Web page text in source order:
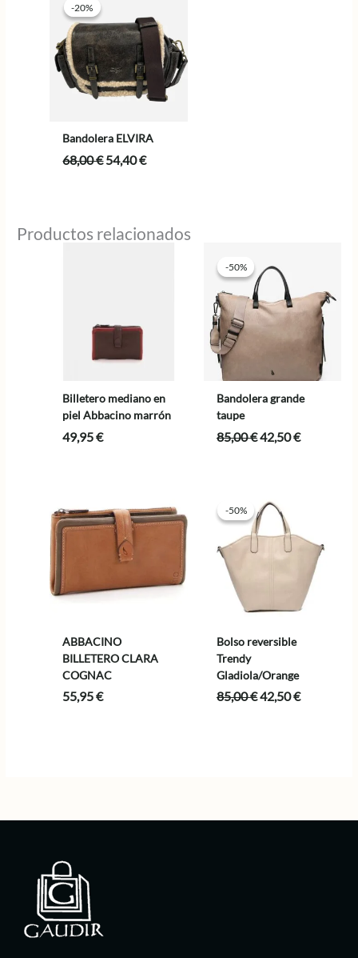
-20%
-20%
Bandolera ELVIRA
68,00€El
54,40€El
Productos relacionados
Billetero mediano en
piel Abbacino marrón
49,95€
-50%
-50%
Bandolera grande
taupe
85,00€El
85,00 €.
42,50€El
ABBACINO
BILLETERO CLARA
COGNAC
55,95€
-50%
-50%
Bolso reversible
Trendy
Gladiola/Orange
85,00€El
42,50€El